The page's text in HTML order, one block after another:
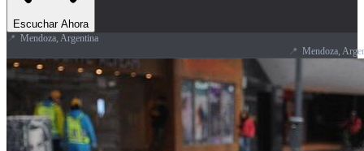
Escuchar Ahora
📍 Mendoza, Argentina
Mendoza, Argentina